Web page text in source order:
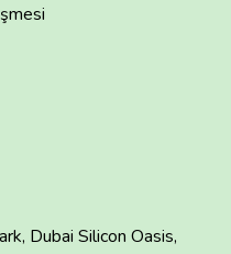
Dubai Silicon Oasis,